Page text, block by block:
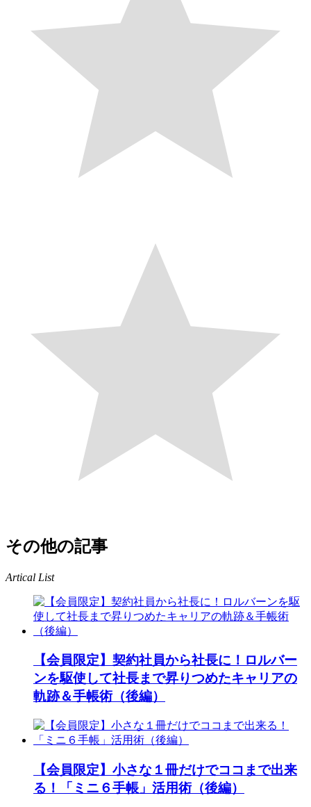
その他の記事
Artical List
【会員限定】契約社員から社長に！ロルバー
ンを駆使して社長まで昇りつめたキャリアの
軌跡＆手帳術（後編）
【会員限定】小さな１冊だけでココまで出来
る！「ミニ６手帳」活用術（後編）